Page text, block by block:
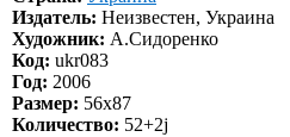
Издатель: Неизвестен, Украина
Художник: А.Сидоренко
Код: ukr083
Год: 2006
Размер: 56х87
Количество: 52+2j